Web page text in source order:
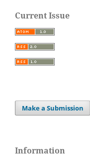
Current Issue
Make a Submission
Information